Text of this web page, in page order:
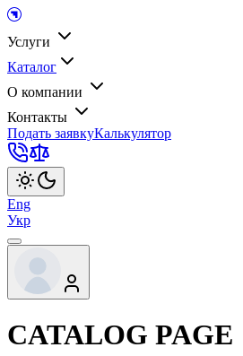
Услуги
Каталог
О компании
Контакты
Подать заявкуКалькулятор
Eng
Укр
CATALOG PAGE